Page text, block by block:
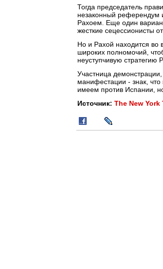
Тогда председатель
незаконный референдум
Рахоем. Еще один
жесткие сецессионисты
Но и Рахой находится во
широких полномочий,
неуступчивую стратегию
Участница
манифестации - знак,
имеем против Испании,
Источник: The New York